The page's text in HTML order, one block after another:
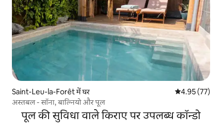
Saint-Leu-la-Forêt में घर औसत रेटिंग 5 में
4.95 (77)
अस्तबल - सॉना, बाल्नियो और पूल
पूल की सुविधा वाले किराए पर उपलब्ध कॉन्डो